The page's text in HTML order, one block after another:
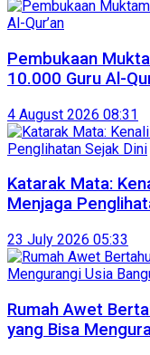
Pembukaan
10.000 Guru Al-
4 August 2026 08:31
Katarak Mata:
Menjaga
23 July 2026 05:33
Rumah Awet
yang Bisa